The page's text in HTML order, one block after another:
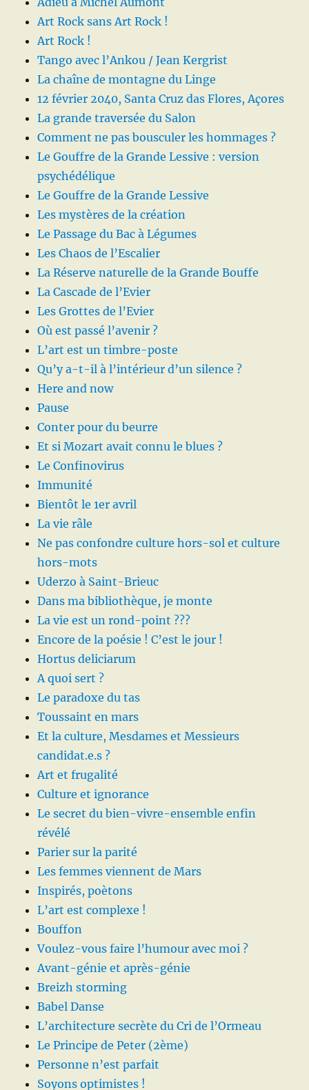
Art Rock sans Art Rock !
Art Rock !
Tango avec l’Ankou / Jean Kergrist
La chaîne de montagne du Linge
12 février 2040, Santa Cruz das Flores, Açores
La grande traversée du Salon
Comment ne pas bousculer les hommages ?
Le Gouffre de la Grande Lessive : version
psychédélique
Le Gouffre de la Grande Lessive
Les mystères de la création
Le Passage du Bac à Légumes
Les Chaos de l’Escalier
La Réserve naturelle de la Grande Bouffe
La Cascade de l’Evier
Les Grottes de l’Evier
Où est passé l’avenir ?
L’art est un timbre-poste
Qu’y a-t-il à l’intérieur d’un silence ?
Here and now
Pause
Conter pour du beurre
Et si Mozart avait connu le blues ?
Le Confinovirus
Immunité
Bientôt le 1er avril
La vie râle
Ne pas confondre culture hors-sol et culture
hors-mots
Uderzo à Saint-Brieuc
Dans ma bibliothèque, je monte
La vie est un rond-point ???
Encore de la poésie ! C’est le jour !
Hortus deliciarum
A quoi sert ?
Le paradoxe du tas
Toussaint en mars
Et la culture, Mesdames et Messieurs
candidat.e.s ?
Art et frugalité
Culture et ignorance
Le secret du bien-vivre-ensemble enfin
révélé
Parier sur la parité
Les femmes viennent de Mars
Inspirés, poètons
L’art est complexe !
Bouffon
Voulez-vous faire l’humour avec moi ?
Avant-génie et après-génie
Breizh storming
Babel Danse
L’architecture secrète du Cri de l’Ormeau
Le Principe de Peter (2ème)
Personne n’est parfait
Soyons optimistes !